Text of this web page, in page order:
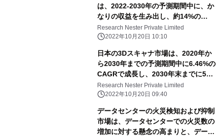
は、2022-2030年の予測期間中に、か
なりの収益を生み出し、約14%の
CAGRで成長すると推定されていま
す。
Research Nester Private Limited
2022年10月20日 10:10
日本の3Dスキャナ市場は、2020年か
ら2030年までの予測期間中に6.46%の
CAGRで成長し、2030年末までに5億
300万米ドルの収益を得ると推定され
ています。
Research Nester Private Limited
2022年10月20日 09:40
データセンターの火災検知および抑制
市場は、データセンターでの火災数の
増加に対する懸念の高まりと、データ